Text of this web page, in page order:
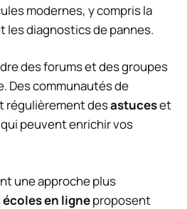
modernes, y compris la
les diagnostics de pannes.
des forums et des groupes
Des communautés de
régulièrement desastuceset
peuvent enrichir vos
une approche plus
écoles en ligneproposent